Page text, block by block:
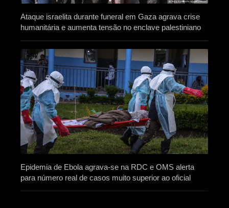
Ataque israelita durante funeral em Gaza agrava crise
humanitária e aumenta tensão no enclave palestiniano
Epidemia de Ebola agrava-se na RDC e OMS alerta
para número real de casos muito superior ao oficial